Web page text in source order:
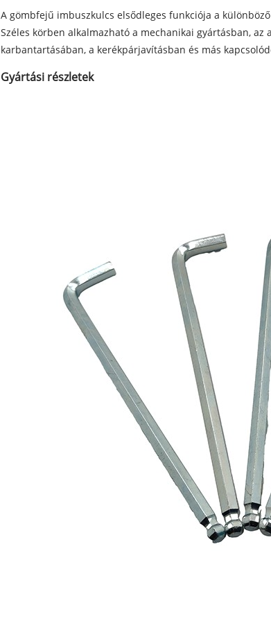
A gömbfejű imbuszkulcs elsődleges funkciója a
Széles körben alkalmazható a mechanikai gyártásban,
karbantartásában, a kerékpárjavításban és más
Gyártási részletek